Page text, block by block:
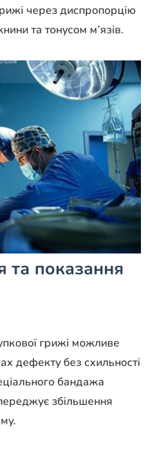
через диспропорцію
та тонусом м’язів.
та показання
грижі можливе
дефекту без схильності
бандажа
збільшення